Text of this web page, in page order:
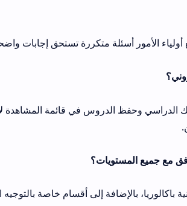
متكررة تستحق إجابات واضحة.
في قائمة المشاهدة لاحقًا. لكن عملية
إلى أقسام خاصة بالتوجيه المدرسي والمهني.